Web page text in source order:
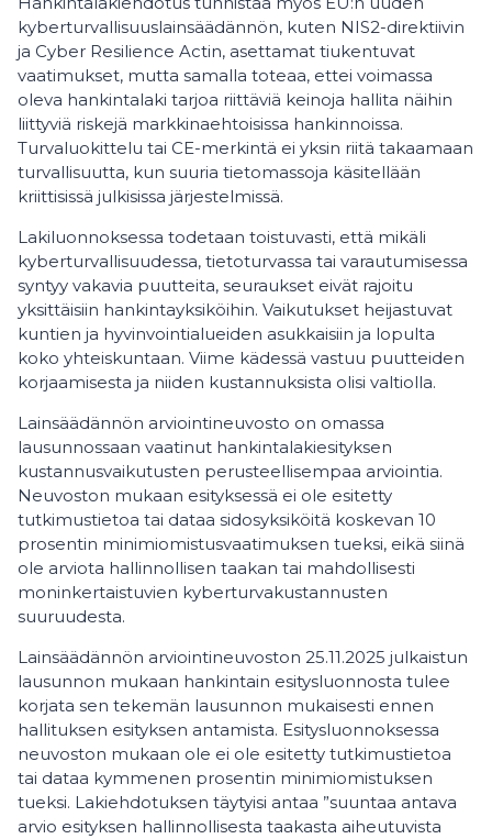
kyberturvallisuuslainsäädännön, kuten NIS2-direktiivin
ja Cyber Resilience Actin, asettamat tiukentuvat
vaatimukset, mutta samalla toteaa, ettei voimassa
oleva hankintalaki tarjoa riittäviä keinoja hallita näihin
liittyviä riskejä markkinaehtoisissa hankinnoissa.
Turvaluokittelu tai CE-merkintä ei yksin riitä takaamaan
turvallisuutta, kun suuria tietomassoja käsitellään
kriittisissä julkisissa järjestelmissä.
Lakiluonnoksessa todetaan toistuvasti, että mikäli
kyberturvallisuudessa, tietoturvassa tai varautumisessa
syntyy vakavia puutteita, seuraukset eivät rajoitu
yksittäisiin hankintayksiköihin. Vaikutukset heijastuvat
kuntien ja hyvinvointialueiden asukkaisiin ja lopulta
koko yhteiskuntaan. Viime kädessä vastuu puutteiden
korjaamisesta ja niiden kustannuksista olisi valtiolla.
Lainsäädännön arviointineuvosto on omassa
lausunnossaan vaatinut hankintalakiesityksen
kustannusvaikutusten perusteellisempaa arviointia.
Neuvoston mukaan esityksessä ei ole esitetty
tutkimustietoa tai dataa sidosyksiköitä koskevan 10
prosentin minimiomistusvaatimuksen tueksi, eikä siinä
ole arviota hallinnollisen taakan tai mahdollisesti
moninkertaistuvien kyberturvakustannusten
suuruudesta.
Lainsäädännön arviointineuvoston 25.11.2025 julkaistun
lausunnon mukaan hankintain esitysluonnosta tulee
korjata sen tekemän lausunnon mukaisesti ennen
hallituksen esityksen antamista. Esitysluonnoksessa
neuvoston mukaan ole ei ole esitetty tutkimustietoa
tai dataa kymmenen prosentin minimiomistuksen
tueksi. Lakiehdotuksen täytyisi antaa ”suuntaa antava
arvio esityksen hallinnollisesta taakasta aiheutuvista